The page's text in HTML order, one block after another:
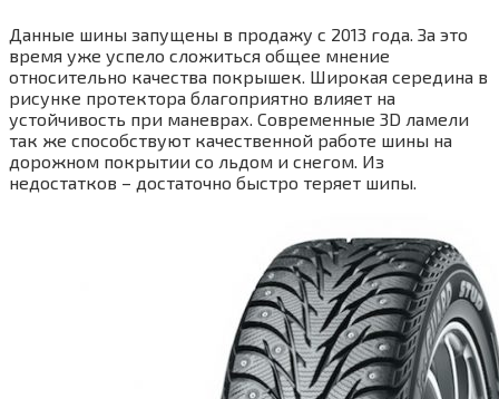
Данные шины запущены в продажу с 2013 года. За это
время уже успело сложиться общее мнение
относительно качества покрышек. Широкая середина в
рисунке протектора благоприятно влияет на
устойчивость при маневрах. Современные 3D ламели
так же способствуют качественной работе шины на
дорожном покрытии со льдом и снегом. Из
недостатков – достаточно быстро теряет шипы.